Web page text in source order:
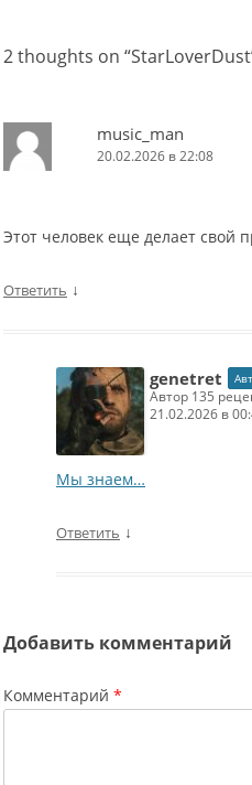
2 thoughts on “StarLoverDust
music_man
20.02.2026 в 22:08
Этот человек еще делает свой
Ответить ↓
genetret
автор 135
21.02.2026 в
Мы знаем…
Ответить ↓
Добавить комментарий
Комментарий *